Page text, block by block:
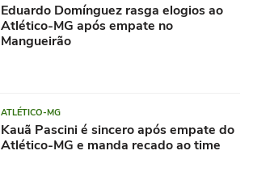
Eduardo Domínguez rasga elogios ao
Atlético-MG após empate no
Mangueirão
ATLÉTICO-MG
Kauã Pascini é sincero após empate do
Atlético-MG e manda recado ao time